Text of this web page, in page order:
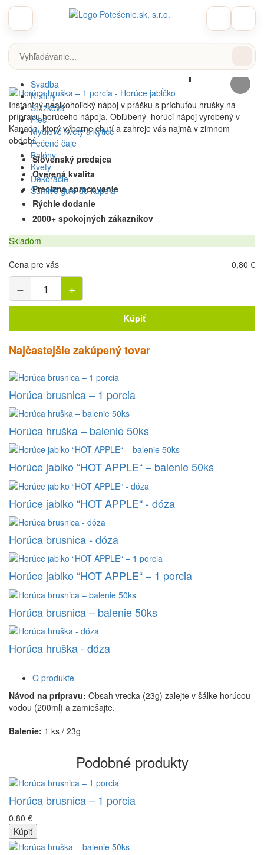
Veľká noc
Narodeniny
Svadba
Krstiny
Stužková
Ples
Mydlové kvety a kytice
Pečené čaje
Balóny
Kvety
Dekorácie
Šumivé gule do kúpeľa
Potešenie.sk Horúce nápoje a čaje
Horúce jabĺčko
Horúca hruška – 1 porcia
Horúca hruška – 1 porcia
Instantný nealkoholický nápoj v prášku s príchuťou hrušky na
prípravu horúceho nápoja. Obľúbený horúci nápoj vyrobený v
Kanade, ktorý výborne chutí a zahreje vás najmä v zimnom
období.
Slovenský predajca
Overená kvalita
Precízne spracovanie
Rýchle dodanie
2000+ spokojných zákazníkov
Skladom
Cena pre vás
0,80 €
− +
Kúpiť
Najčastejšie zakúpený tovar
Horúca brusnica – 1 porcia
Horúca hruška – balenie 50ks
Horúce jablko “HOT APPLE“ – balenie 50ks
Horúce jablko “HOT APPLE“ - dóza
Horúca brusnica - dóza
Horúce jablko “HOT APPLE“ – 1 porcia
Horúca brusnica – balenie 50ks
Horúca hruška - dóza
O produkte
Návod na prípravu: Obsah vrecka (23g) zalejte v šálke horúcou
vodou (200ml) a zamiešajte.
Balenie: 1 ks / 23g
Podobné produkty
Horúca brusnica – 1 porcia
0,80 €
Kúpiť